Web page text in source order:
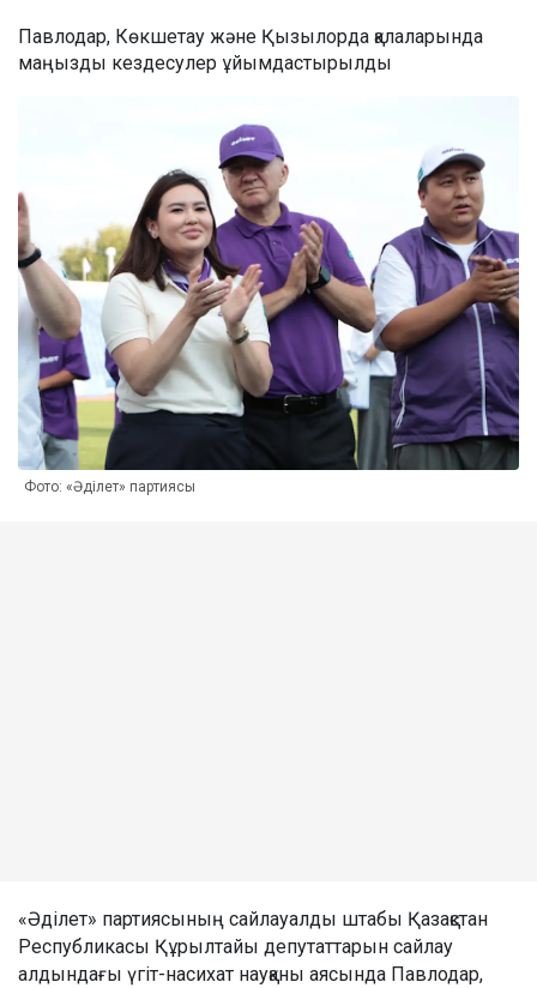
Павлодар, Көкшетау және Қызылорда қалаларында
маңызды кездесулер ұйымдастырылды
Фото: «Әділет» партиясы
«Әділет» партиясының сайлауалды штабы Қазақстан
Республикасы Құрылтайы депутаттарын сайлау
алдындағы үгіт-насихат науқаны аясында Павлодар,